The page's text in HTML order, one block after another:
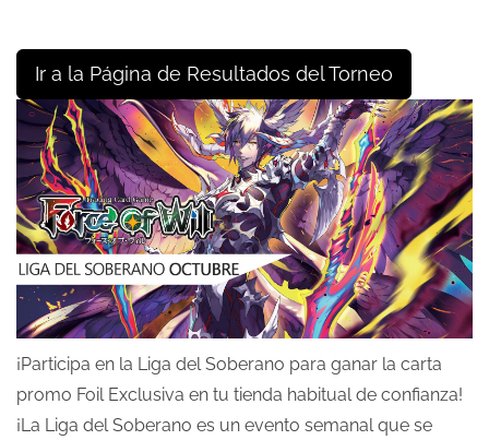
Ir a la Página de Resultados del Torneo
¡Participa en la Liga del Soberano para ganar la carta
promo Foil Exclusiva en tu tienda habitual de confianza!
¡La Liga del Soberano es un evento semanal que se